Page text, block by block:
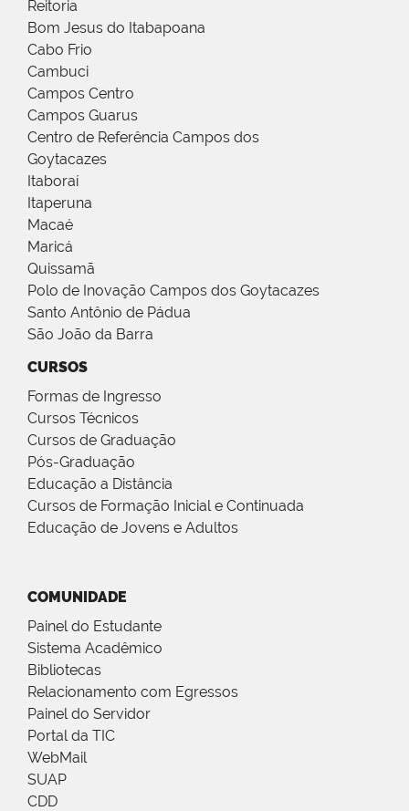
Reitoria
Bom Jesus do Itabapoana
Cabo Frio
Cambuci
Campos Centro
Campos Guarus
Centro de Referência Campos dos
Goytacazes
Itaboraí
Itaperuna
Macaé
Maricá
Quissamã
Polo de Inovação Campos dos Goytacazes
Santo Antônio de Pádua
São João da Barra
CURSOS
Formas de Ingresso
Cursos Técnicos
Cursos de Graduação
Pós-Graduação
Educação a Distância
Cursos de Formação Inicial e Continuada
Educação de Jovens e Adultos
COMUNIDADE
Painel do Estudante
Sistema Acadêmico
Bibliotecas
Relacionamento com Egressos
Painel do Servidor
Portal da TIC
WebMail
SUAP
CDD